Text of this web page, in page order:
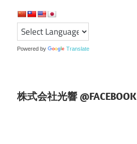
シ
ョ
Powered by Translate
株式会社光響 @FACEBOOK